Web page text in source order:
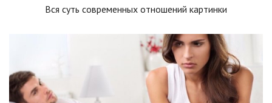
Вся суть современных отношений картинки